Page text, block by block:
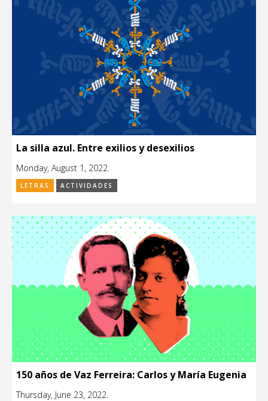
La silla azul. Entre exilios y desexilios
Monday, August 1, 2022.
LETRAS ACTIVIDADES
150 años de Vaz Ferreira: Carlos y María Eugenia
Thursday, June 23, 2022.